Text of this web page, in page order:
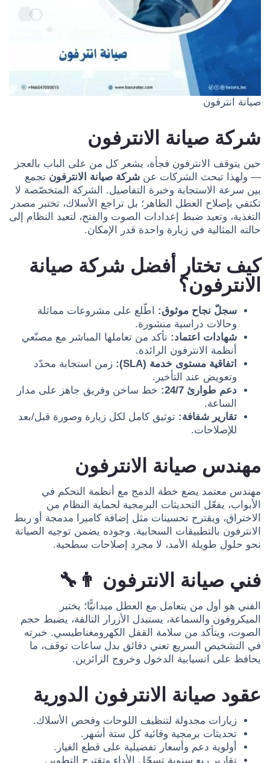
صيانة انترفون
شركة صيانة الانترفون
حين يتوقف الانترفون فجأة، يشعر كل من على الباب بالعجز
— ولهذا تبحث الشركات عن شركة صيانة الانترفون تجمع
بين سرعة الاستجابة وخبرة التفاصيل. الشركة المتخصّصة لا
تكتفي بإصلاح العطل الظاهر؛ بل تراجع الأسلاك، تختبر مصدر
التغذية، وتعيد ضبط إعدادات الصوت والفتح، لتعيد النظام إلى
حالته المثالية في زيارة واحدة قدر الإمكان.
كيف تختار أفضل شركة صيانة
الانترفون؟
سجلّ نجاح موثوق: اطّلع على مشروعات مماثلة
وحالات دراسية منشورة.
شهادات اعتماد: تأكد من تعاملها المباشر مع مصنّعي
أنظمة الانترفون الرائدة.
اتفاقية مستوى خدمة (SLA):
زمن استجابة محدّد
وتعويض عند التأخير.
دعم طوارئ 24/7:
خط ساخن وفريق جاهز على مدار
الساعة.
تقارير شفافة: توثيق كامل لكل زيارة وصورة قبل/بعد
للإصلاحات.
مهندس صيانة الانترفون
مهندس معتمد يضع خطة الدمج مع أنظمة التحكم في
الأبواب، يفعّل التحديثات البرمجية لحماية النظام من
الاختراق، ويقترح تحسينات مثل إضافة كاميرا مدمجة أو ربط
الانترفون بالتطبيقات السحابية. وجوده يضمن توجيه الصيانة
نحو حلول طويلة الأمد، لا مجرد إصلاحات سطحية.
فني صيانة الانترفون 👨‍🔧
الفني هو أول من يتعامل مع العطل ميدانيًّا؛ يختبر
الميكروفون والسماعة، يستبدل الأزرار التالفة، يضبط حجم
الصوت، ويتأكد من سلامة القفل الكهرومغناطيسي. خبرته
في التشخيص السريع تعني دقائق بدل ساعات توقف، ما
يحافظ على انسيابية الدخول وخروج الزائرين.
عقود صيانة الانترفون الدورية
زيارات مجدولة لتنظيف اللوحات وفحص الأسلاك.
تحديثات برمجية وقائية كل ستة أشهر.
أولوية دعم وأسعار تفضيلية على قطع الغيار.
تقارير ربع سنوية تسجّل الأداء وتقترح التطوير.